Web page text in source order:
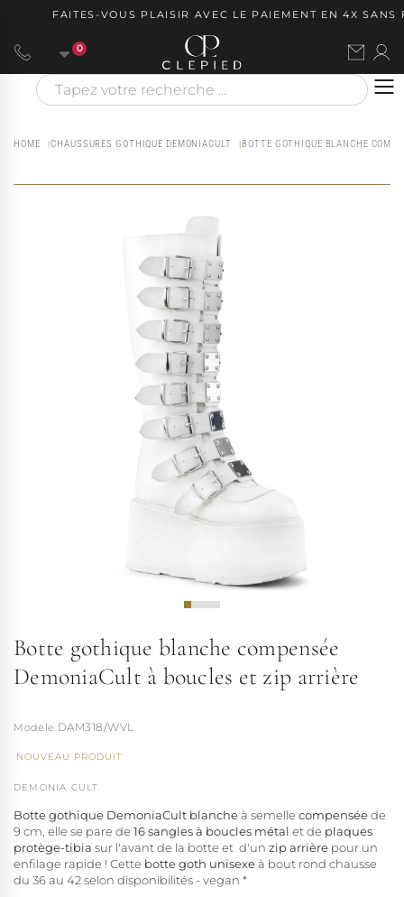
FAITES-VOUS PLAISIR AVEC LE PAIEMENT EN 4X SANS
0
HOME CHAUSSURES GOTHIQUE DEMONIACULT
Botte gothique blanche compensée
DemoniaCult à boucles et zip arrière
DAM318/WVL
NOUVEAU PRODUIT
DEMONIA CULT
Botte gothique DemoniaCult blancheà semelle compenséede
9 cm, elle se pare de 16 sangles à boucles métal et de plaques
protège-tibia sur l'avant de la botte et d'un zip arrière pour un
enfilage rapide ! Cette botte goth unisexeà bout rond chausse
du 36 au 42 selon disponibilités - vegan *